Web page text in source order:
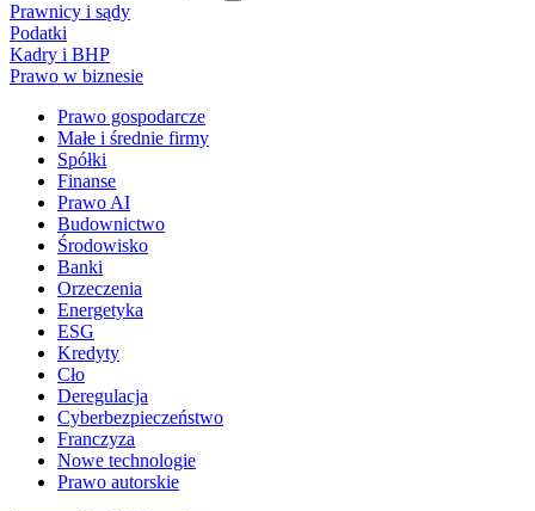
Prawnicy i sądy
Podatki
Kadry i BHP
Prawo w biznesie
Prawo gospodarcze
Małe i średnie firmy
Spółki
Finanse
Prawo AI
Budownictwo
Środowisko
Banki
Orzeczenia
Energetyka
ESG
Kredyty
Cło
Deregulacja
Cyberbezpieczeństwo
Franczyza
Nowe technologie
Prawo autorskie